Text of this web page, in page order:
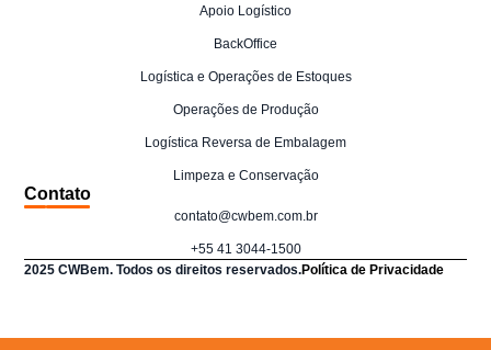
Apoio Logístico
BackOffice
Logística e Operações de Estoques
Operações de Produção
Logística Reversa de Embalagem
Limpeza e Conservação
Contato
contato@cwbem.com.br
+55 41 3044-1500
2025 CWBem. Todos os direitos reservados.Política de Privacidade